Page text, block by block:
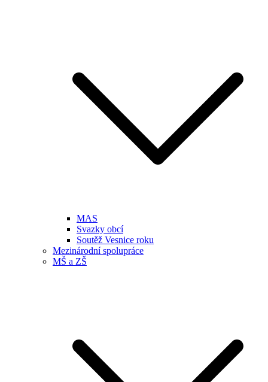
MAS
Svazky obcí
Soutěž Vesnice roku
Mezinárodní spolupráce
MŠ a ZŠ